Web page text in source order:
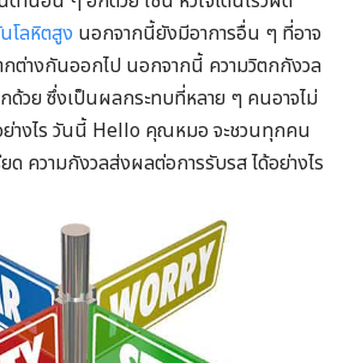
โลหิตสูง นอกจากนี้ยังมีอาการอื่น ๆ ที่อาจ
ต่างกันออกไป นอกจากนี้ ความวิตกกังวล
ด้วย ซึ่งเป็นผลกระทบที่หลาย ๆ คนอาจไม่
อย่างไร วันนี้ Hello คุณหมอ จะชวนทุกคน
ด ความกังวลส่งผลต่อการรับรส ได้อย่างไร